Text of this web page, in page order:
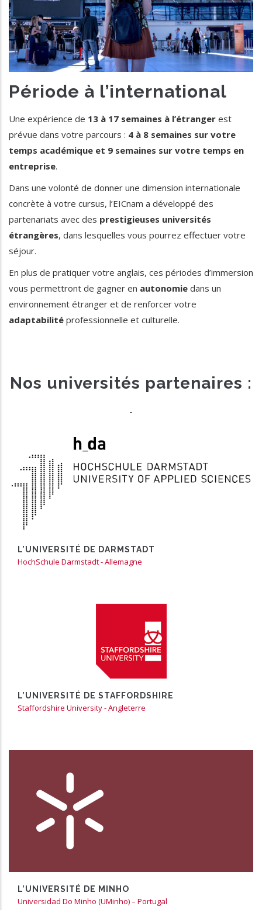
Période à l’international
Une expérience de 13 à 17 semaines à l’étranger est
prévue dans votre parcours : 4 à 8 semaines sur votre
temps académique et 9 semaines sur votre temps en
entreprise.
Dans une volonté de donner une dimension internationale
concrète à votre cursus, l’EICnam a développé des
partenariats avec des prestigieuses universités
étrangères, dans lesquelles vous pourrez effectuer votre
séjour.
En plus de pratiquer votre anglais, ces périodes d’immersion
vous permettront de gagner en autonomie dans un
environnement étranger et de renforcer votre
adaptabilité professionnelle et culturelle.
Nos universités partenaires :
-
En partenariat avec l’EICnam de Strasbourg
https://h-da.de
L’UNIVERSITÉ DE DARMSTADT
HochSchule Darmstadt - Allemagne
En partenariat avec l’EICnam de Paris
https://www.staffs.ac.uk
L’UNIVERSITÉ DE STAFFORDSHIRE
Staffordshire University - Angleterre
En partenariat avec les EICnam de Reims et
Strasbourg
https://www.uminho.pt/PT
L’UNIVERSITÉ DE MINHO
Universidad Do Minho (UMinho) – Portugal